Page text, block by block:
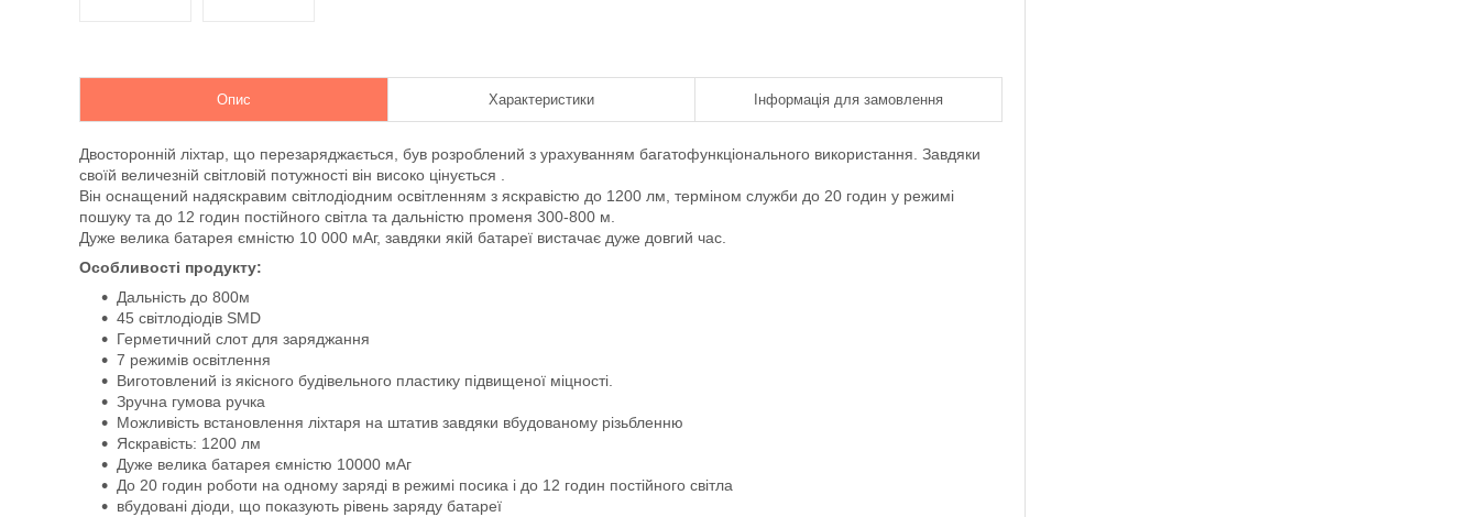
Опис Характеристики Інформація для замовлення
Двосторонній ліхтар, що перезаряджається, був розроблений з урахуванням багатофункціонального використання. Завдяки
своїй величезній світловій потужності він високо цінується .
Він оснащений надяскравим світлодіодним освітленням з яскравістю до 1200 лм, терміном служби до 20 годин у режимі
пошуку та до 12 годин постійного світла та дальністю променя 300-800 м.
Дуже велика батарея ємністю 10 000 мАг, завдяки якій батареї вистачає дуже довгий час.
Особливості продукту:
Дальність до 800м
45 світлодіодів SMD
Герметичний слот для заряджання
7 режимів освітлення
Виготовлений із якісного будівельного пластику підвищеної міцності.
Зручна гумова ручка
Можливість встановлення ліхтаря на штатив завдяки вбудованому різьбленню
Яскравість: 1200 лм
Дуже велика батарея ємністю 10000 мАг
До 20 годин роботи на одному заряді в режимі посика і до 12 годин постійного світла
вбудовані діоди, що показують рівень заряду батареї